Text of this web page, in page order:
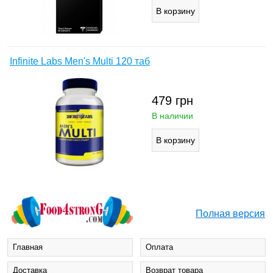
Infinite Labs Men's Multi 120 таб
479 грн
В наличии
Полная версия
Главная Оплата
Доставка Возврат товара